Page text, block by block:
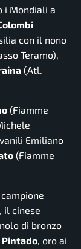
i Mondiali a
con il nono
Teramo),
(Atl.
(Fiamme
Emiliano
(Fiamme
, il cinese
di bronzo
Pintado, oro ai